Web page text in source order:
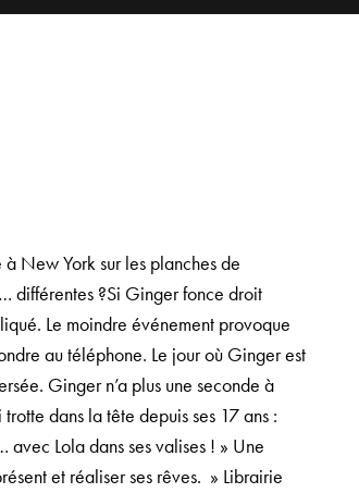
New York sur les planches de
différentes ?Si Ginger fonce droit
Le moindre événement provoque
au téléphone. Le jour où Ginger est
Ginger n’a plus une seconde à
dans la tête depuis ses 17 ans :
Lola dans ses valises ! » Une
et réaliser ses rêves. » Librairie